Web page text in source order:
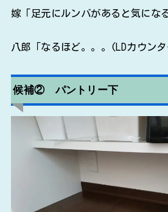
嫁「足元にルンバがあると気にな
八郎「なるほど。。。(LDカウン
候補② パントリー下